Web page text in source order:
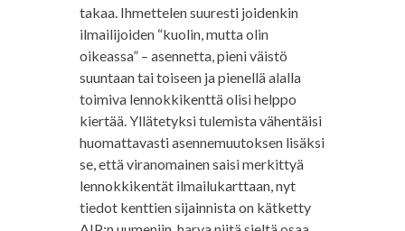
takaa. Ihmettelen suuresti joidenkin
ilmailijoiden “kuolin, mutta olin
oikeassa” – asennetta, pieni väistö
suuntaan tai toiseen ja pienellä alalla
toimiva lennokkikenttä olisi helppo
kiertää. Yllätetyksi tulemista vähentäisi
huomattavasti asennemuutoksen lisäksi
se, että viranomainen saisi merkittyä
lennokkikentät ilmailukarttaan, nyt
tiedot kenttien sijainnista on kätketty